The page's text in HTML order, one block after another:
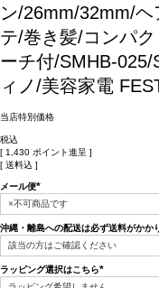
ン/26mm/32mm/
テ/巻き髪/コンパ
ーチ付/SMHB-
ィノ/美容家電
当店特別価格
税込
[ 1,430 ポイント進呈 ]
送料込
メール便
(必
須)
沖縄・離島への配送は必ず送料がかか
ラッピング選択はこちら
(必